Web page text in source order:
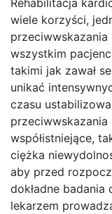
Rehabilitacja
wiele korzyści,
wszystkim
takimi jak zawał
unikać
czasu
współistniejące,
ciężka
aby przed
dokładne
lekarzem